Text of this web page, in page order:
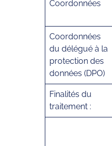
Coordonnées
Coordonnées
du délégué à la
protection des
données (DPO)
Finalités du
traitement :